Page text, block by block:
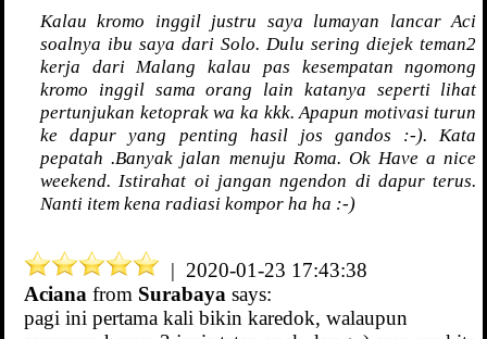
Kalau kromo inggil justru saya lumayan lancar Aci
soalnya ibu saya dari Solo. Dulu sering diejek teman2
kerja dari Malang kalau pas kesempatan ngomong
kromo inggil sama orang lain katanya seperti lihat
pertunjukan ketoprak wa ka kkk. Apapun motivasi turun
ke dapur yang penting hasil jos gandos :-). Kata
pepatah .Banyak jalan menuju Roma. Ok Have a nice
weekend. Istirahat oi jangan ngendon di dapur terus.
Nanti item kena radiasi kompor ha ha :-)
| 2020-01-23 17:43:38
Aciana from Surabaya says:
pagi ini pertama kali bikin karedok, walaupun